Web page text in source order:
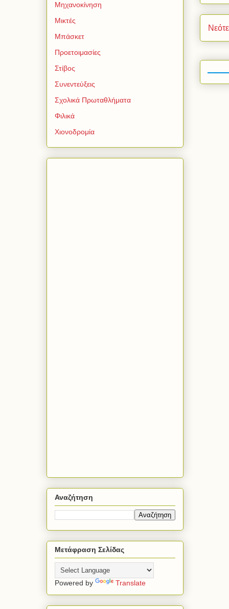
Μηχανοκίνηση
Μικτές
Μπάσκετ
Προετοιμασίες
Στίβος
Συνεντεύξεις
Σχολικά Πρωταθλήματα
Φιλικά
Χιονοδρομία
Αναζήτηση
Μετάφραση Σελίδας
Powered by Translate